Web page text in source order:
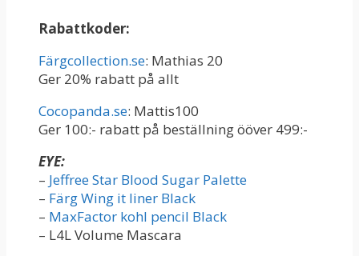
Rabattkoder:
Färgcollection.se: Mathias 20
Ger 20% rabatt på allt
Cocopanda.se: Mattis100
Ger 100:- rabatt på beställning ööver 499:-
EYE:
– Jeffree Star Blood Sugar Palette
– Färg Wing it liner Black
– MaxFactor kohl pencil Black
– L4L Volume Mascara